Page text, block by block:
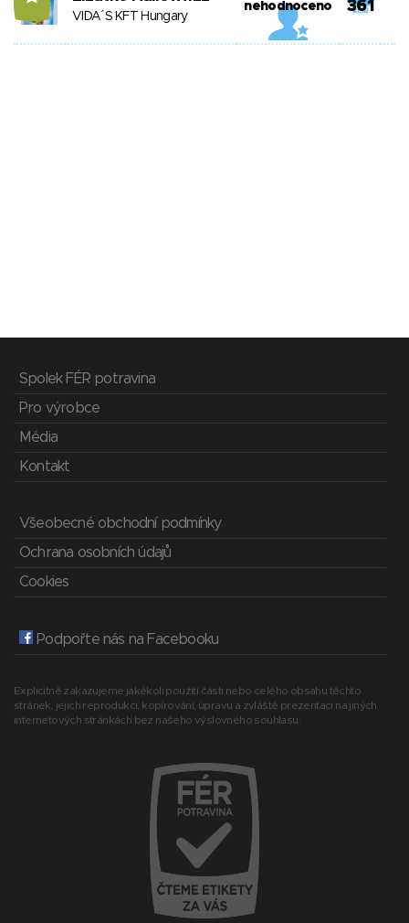
VIDA´S KFT Hungary
nehodnoceno 361
Spolek FÉR potravina
Pro výrobce
Média
Kontakt
Všeobecné obchodní podmínky
Ochrana osobních údajů
Cookies
Podpořte nás na Facebooku
Explicitně zakazujeme jakékoli použití části nebo celého obsahu těchto
stránek, jejich reprodukci, kopírování, úpravu a zvláště prezentaci na jiných
internetových stránkách bez našeho výslovného souhlasu.